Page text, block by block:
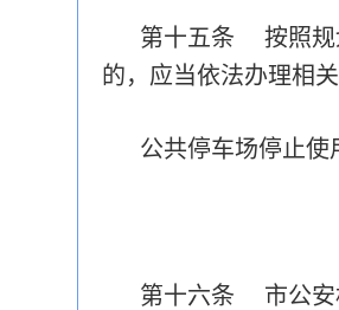
第十五条 按照规
的，应当依法办理相
公共停车场停止
第十六条 市公安